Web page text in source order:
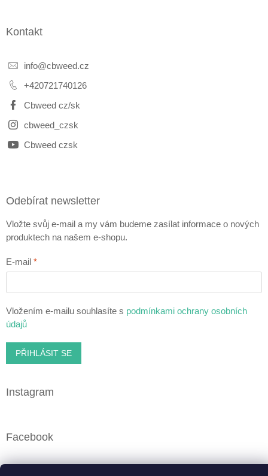
Kontakt
info@cbweed.cz
+420721740126
Cbweed cz/sk
cbweed_czsk
Cbweed czsk
Odebírat newsletter
Vložte svůj e-mail a my vám budeme zasílat informace o nových
produktech na našem e-shopu.
E-mail
Vložením e-mailu souhlasíte s podmínkami ochrany osobních
údajů
PŘIHLÁSIT SE
Instagram
Facebook